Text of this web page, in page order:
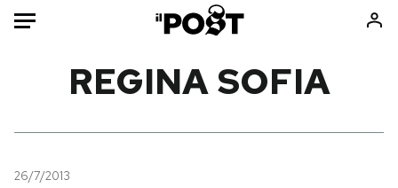
Mondo
REGINA SOFIA
26/7/2013